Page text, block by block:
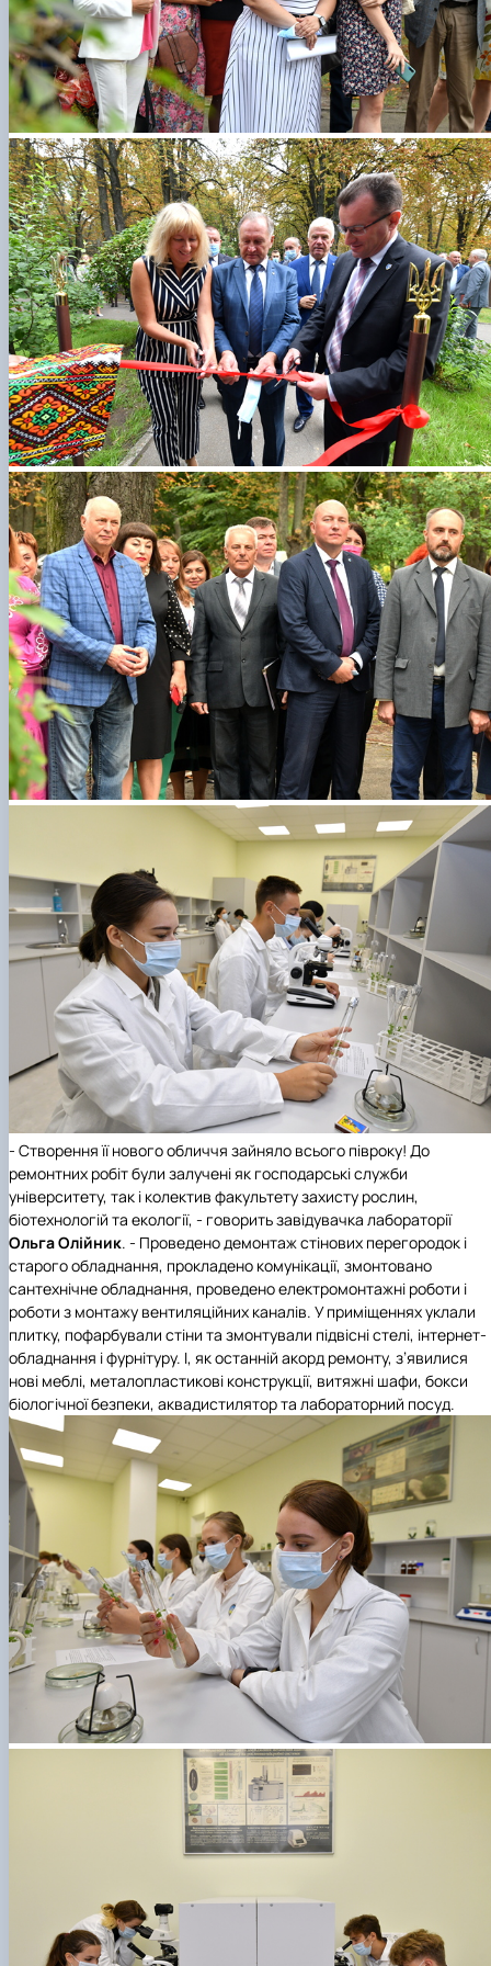
- Створення її нового обличчя зайняло всього півроку! До
ремонтних робіт були залучені як господарські служби
університету, так і колектив факультету захисту рослин,
біотехнологій та екології, - говорить завідувачка лабораторії
Ольга Олійник. - Проведено демонтаж стінових перегородок і
старого обладнання, прокладено комунікації, змонтовано
сантехнічне обладнання, проведено електромонтажні роботи і
роботи з монтажу вентиляційних каналів. У приміщеннях уклали
плитку, пофарбували стіни та змонтували підвісні стелі, інтернет-
обладнання і фурнітуру. І, як останній акорд ремонту, з’явилися
нові меблі, металопластикові конструкції, витяжні шафи, бокси
біологічної безпеки, аквадистилятор та лабораторний посуд.